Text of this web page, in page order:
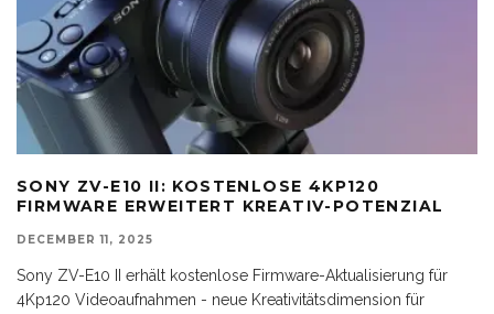
SONY ZV-E10 II: KOSTENLOSE 4KP120
FIRMWARE ERWEITERT KREATIV-POTENZIAL
DECEMBER 11, 2025
Sony ZV-E10 II erhält kostenlose Firmware-Aktualisierung für
4Kp120 Videoaufnahmen - neue Kreativitätsdimension für